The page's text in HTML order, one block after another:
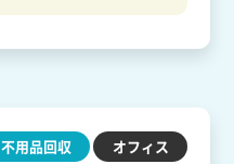
不用品回収 オフィス